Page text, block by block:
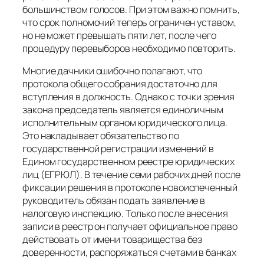
большинством голосов. При этом важно помнить,
что срок полномочий теперь ограничен уставом,
но не может превышать пяти лет, после чего
процедуру перевыборов необходимо повторить.
Многие дачники ошибочно полагают, что
протокола общего собрания достаточно для
вступления в должность. Однако с точки зрения
закона председатель является единоличным
исполнительным органом юридического лица.
Это накладывает обязательство по
государственной регистрации изменений в
Едином государственном реестре юридических
лиц (ЕГРЮЛ). В течение семи рабочих дней после
фиксации решения в протоколе новоиспеченный
руководитель обязан подать заявление в
налоговую инспекцию. Только после внесения
записи в реестр он получает официальное право
действовать от имени товарищества без
доверенности, распоряжаться счетами в банках